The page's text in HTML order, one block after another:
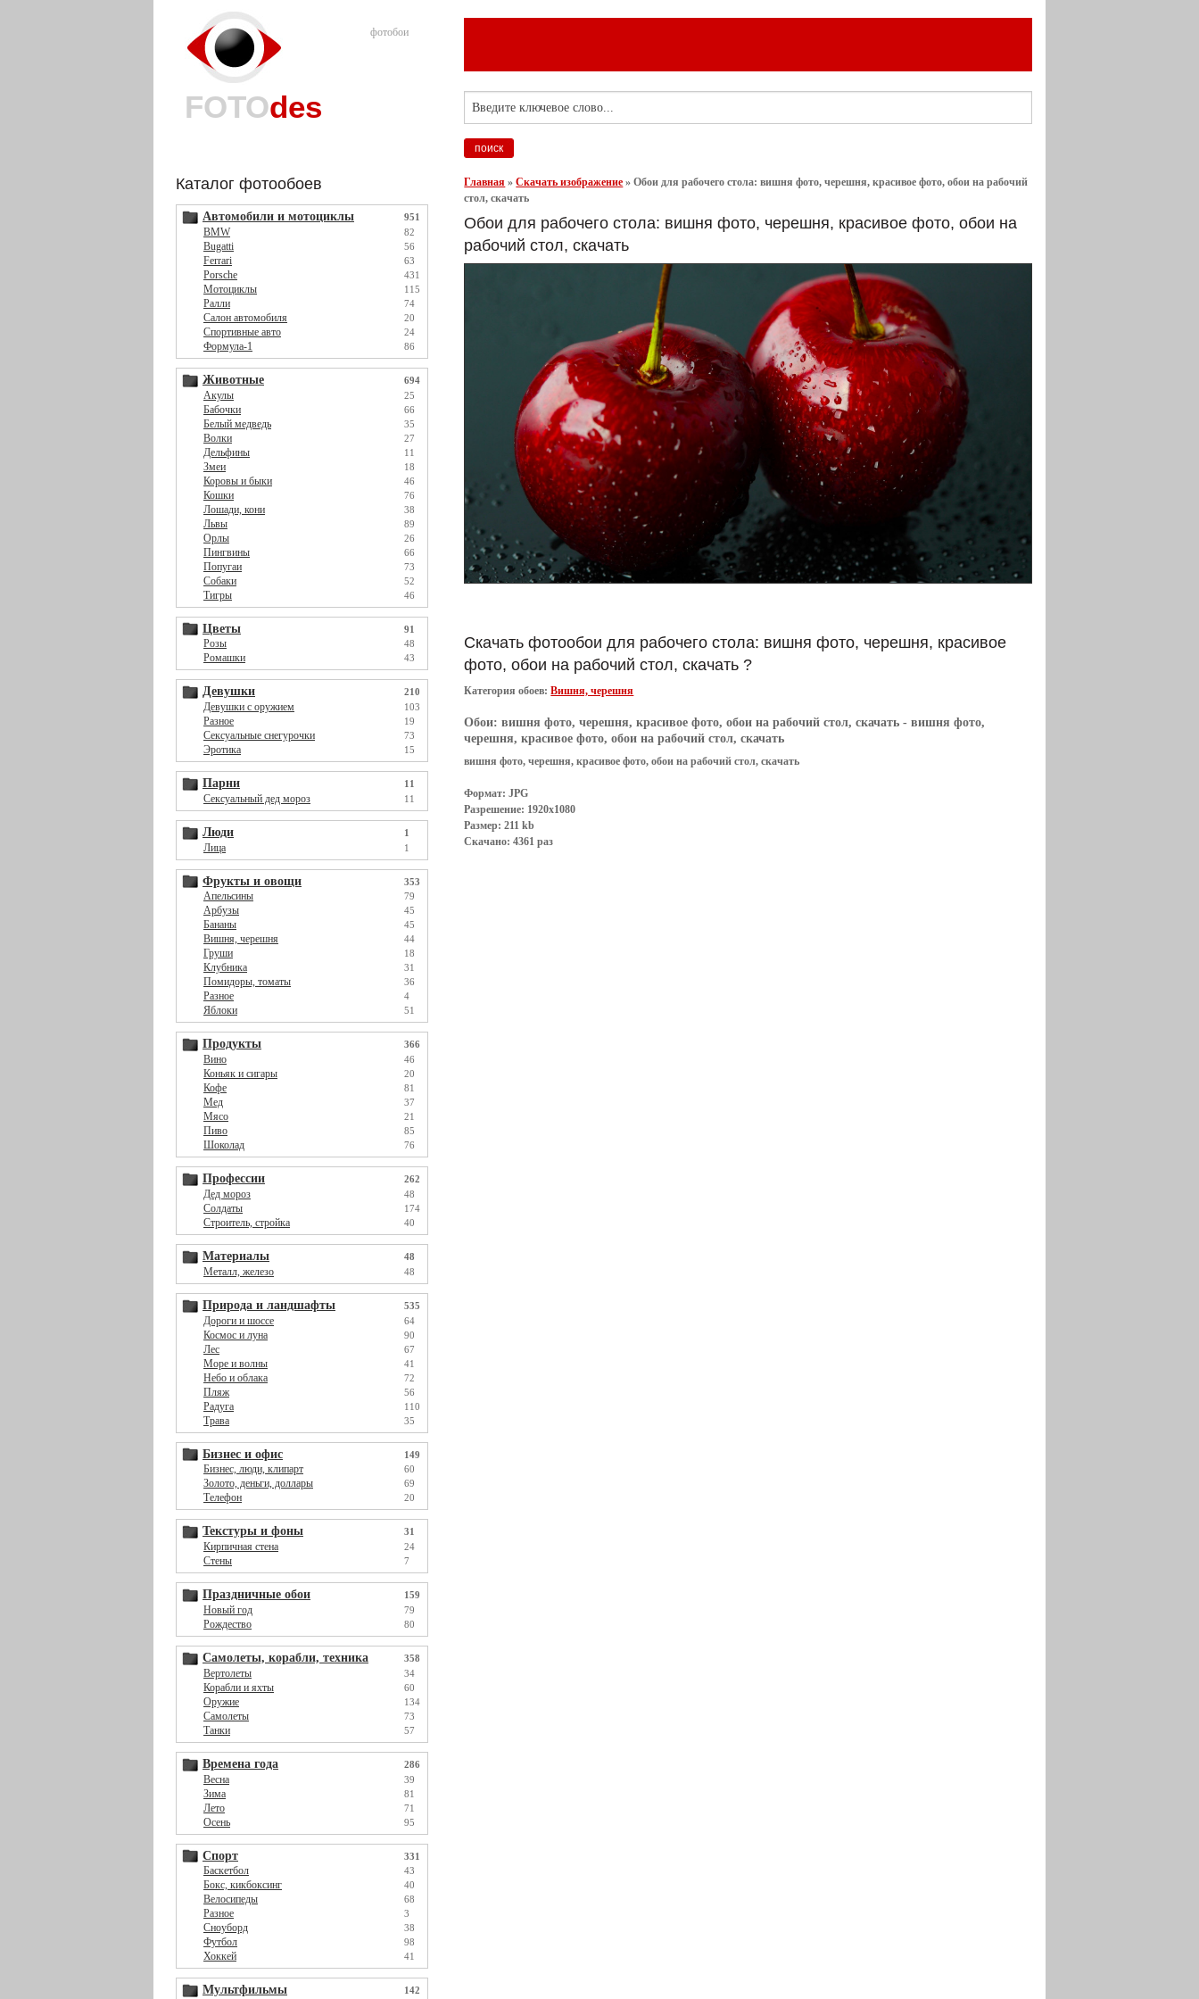
фотобои
FOTOdes
Каталог фотообоев
Автомобили и мотоциклы 951
BMW 82
Bugatti 56
Ferrari 63
Porsche 431
Мотоциклы 115
Ралли 74
Салон автомобиля 20
Спортивные авто 24
Формула-1 86
Животные 694
Акулы 25
Бабочки 66
Белый медведь 35
Волки 27
Дельфины 11
Змеи 18
Коровы и быки 46
Кошки 76
Лошади, кони 38
Львы 89
Орлы 26
Пингвины 66
Попугаи 73
Собаки 52
Тигры 46
Цветы 91
Розы 48
Ромашки 43
Девушки 210
Девушки с оружием 103
Разное 19
Сексуальные снегурочки 73
Эротика 15
Парни 11
Сексуальный дед мороз 11
Люди 1
Лица 1
Фрукты и овощи 353
Апельсины 79
Арбузы 45
Бананы 45
Вишня, черешня 44
Груши 18
Клубника 31
Помидоры, томаты 36
Разное 4
Яблоки 51
Продукты 366
Вино 46
Коньяк и сигары 20
Кофе 81
Мед 37
Мясо 21
Пиво 85
Шоколад 76
Профессии 262
Дед мороз 48
Солдаты 174
Строитель, стройка 40
Материалы 48
Металл, железо 48
Природа и ландшафты 535
Дороги и шоссе 64
Космос и луна 90
Лес 67
Море и волны 41
Небо и облака 72
Пляж 56
Радуга 110
Трава 35
Бизнес и офис 149
Бизнес, люди, клипарт 60
Золото, деньги, доллары 69
Телефон 20
Текстуры и фоны 31
Кирпичная стена 24
Стены 7
Праздничные обои 159
Новый год 79
Рождество 80
Самолеты, корабли, техника 358
Вертолеты 34
Корабли и яхты 60
Оружие 134
Самолеты 73
Танки 57
Времена года 286
Весна 39
Зима 81
Лето 71
Осень 95
Спорт 331
Баскетбол 43
Бокс, кикбоксинг 40
Велосипеды 68
Разное 3
Сноуборд 38
Футбол 98
Хоккей 41
Мультфильмы 142
Главная »Скачать изображение »Обои для рабочего стола: вишня фото, черешня, красивое фото, обои на рабочий
стол, скачать
Обои для рабочего стола: вишня фото, черешня, красивое фото, обои на
рабочий стол, скачать
Скачать фотообои для рабочего стола: вишня фото, черешня, красивое
фото, обои на рабочий стол, скачать ?
Категория обоев:Вишня, черешня
Обои:вишня фото, черешня, красивое фото, обои на рабочий стол, скачать - вишня фото,
черешня, красивое фото, обои на рабочий стол, скачать
вишня фото, черешня, красивое фото, обои на рабочий стол, скачать
Формат: JPG
Разрешение: 1920x1080
Размер: 211 kb
Скачано: 4361 раз